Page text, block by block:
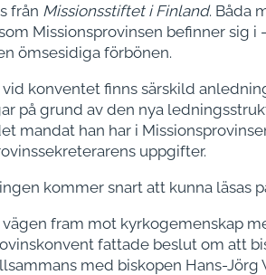
från Missionsstiftet i Finland. Båda
Missionsprovinsen befinner sig
ömsesidiga förbönen.
konventet finns särskild
på grund av den nya
mandat han har i
uppgifter.
kommer snart att kunna läsas
fram mot kyrkogemenskap
fattade beslut om att
med biskopen Hans-